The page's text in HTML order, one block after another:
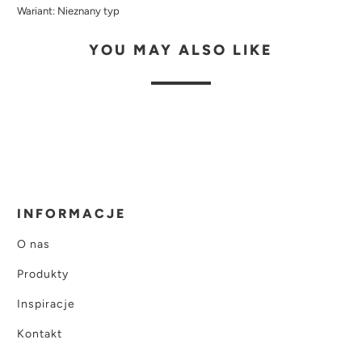
Wariant: Nieznany typ
YOU MAY ALSO LIKE
INFORMACJE
O nas
Produkty
Inspiracje
Kontakt